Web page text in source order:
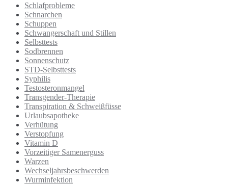
Schlafprobleme
Schnarchen
Schuppen
Schwangerschaft und Stillen
Selbsttests
Sodbrennen
Sonnenschutz
STD-Selbsttests
Syphilis
Testosteronmangel
Transgender-Therapie
Transpiration & Schweißfüsse
Urlaubsapotheke
Verhütung
Verstopfung
Vitamin D
Vorzeitiger Samenerguss
Warzen
Wechseljahrsbeschwerden
Wurminfektion